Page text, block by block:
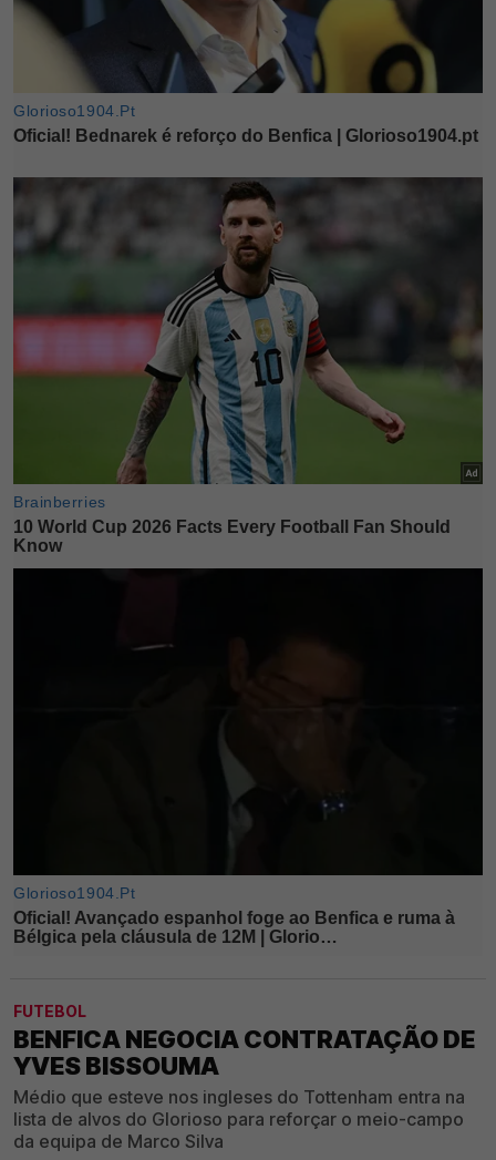
FUTEBOL
BENFICA NEGOCIA CONTRATAÇÃO DE
YVES BISSOUMA
Médio que esteve nos ingleses do Tottenham entra na
lista de alvos do Glorioso para reforçar o meio-campo
da equipa de Marco Silva